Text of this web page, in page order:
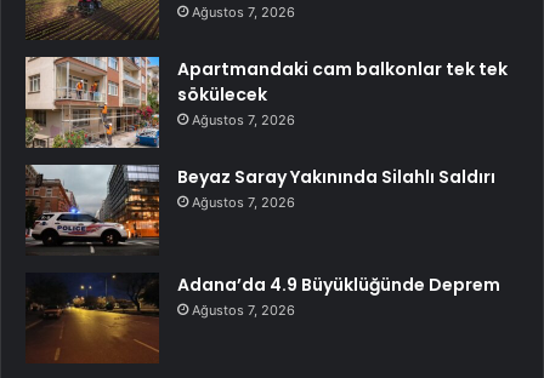
Ağustos 7, 2026
Apartmandaki cam balkonlar tek tek
sökülecek
Ağustos 7, 2026
Beyaz Saray Yakınında Silahlı Saldırı
Ağustos 7, 2026
Adana’da 4.9 Büyüklüğünde Deprem
Ağustos 7, 2026